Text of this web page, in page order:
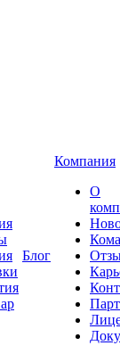
Блог
Компания
О